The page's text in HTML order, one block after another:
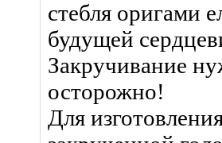
стебля оригами
будущей
Закручивание
осторожно!
Для